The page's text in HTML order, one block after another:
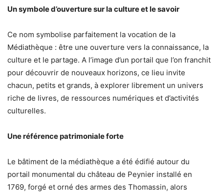
Un symbole d’ouverture sur la culture et le savoir
Ce nom symbolise parfaitement la vocation de la
Médiathèque : être une ouverture vers la connaissance, la
culture et le partage. A l’image d’un portail que l’on franchit
pour découvrir de nouveaux horizons, ce lieu invite
chacun, petits et grands, à explorer librement un univers
riche de livres, de ressources numériques et d’activités
culturelles.
Une référence patrimoniale forte
Le bâtiment de la médiathèque a été édifié autour du
portail monumental du château de Peynier installé en
1769, forgé et orné des armes des Thomassin, alors